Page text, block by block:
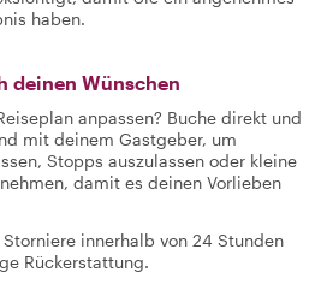
haben.
deinen Wünschen
anpassen? Buche direkt und
mit deinem Gastgeber, um
Stopps auszulassen oder kleine
damit es deinen Vorlieben
innerhalb von 24 Stunden
Rückerstattung.